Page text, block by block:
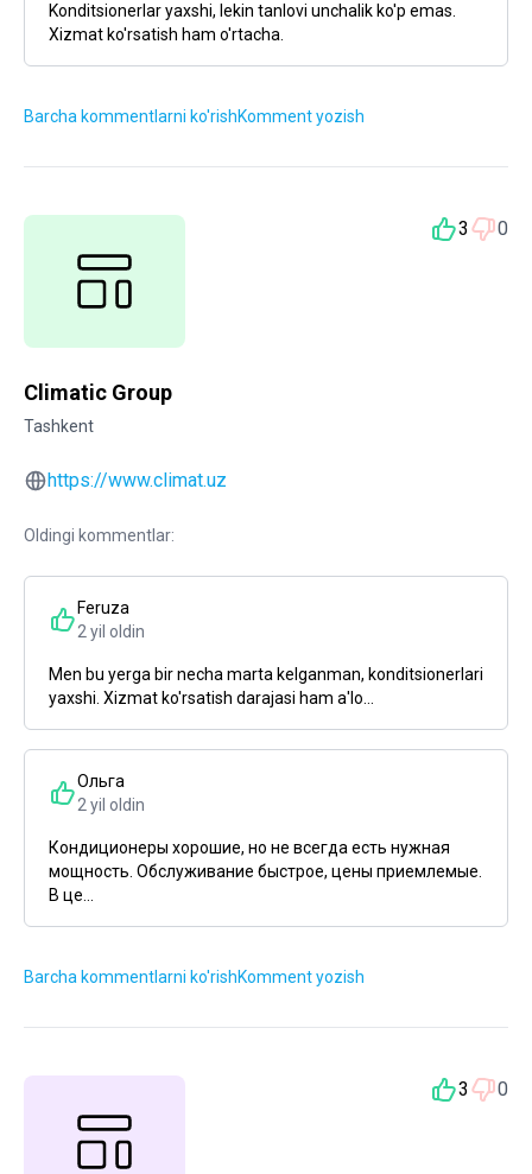
Konditsionerlar yaxshi, lekin tanlovi unchalik ko'p emas.
Xizmat ko'rsatish ham o'rtacha.
Barcha kommentlarni ko'rishKomment yozish
3 0
Climatic Group
Tashkent
https://www.climat.uz
Oldingi kommentlar:
Feruza
2 yil oldin
Men bu yerga bir necha marta kelganman, konditsionerlari
yaxshi. Xizmat ko'rsatish darajasi ham a'lo...
Ольга
2 yil oldin
Кондиционеры хорошие, но не всегда есть нужная
мощность. Обслуживание быстрое, цены приемлемые.
В це...
Barcha kommentlarni ko'rishKomment yozish
3 0